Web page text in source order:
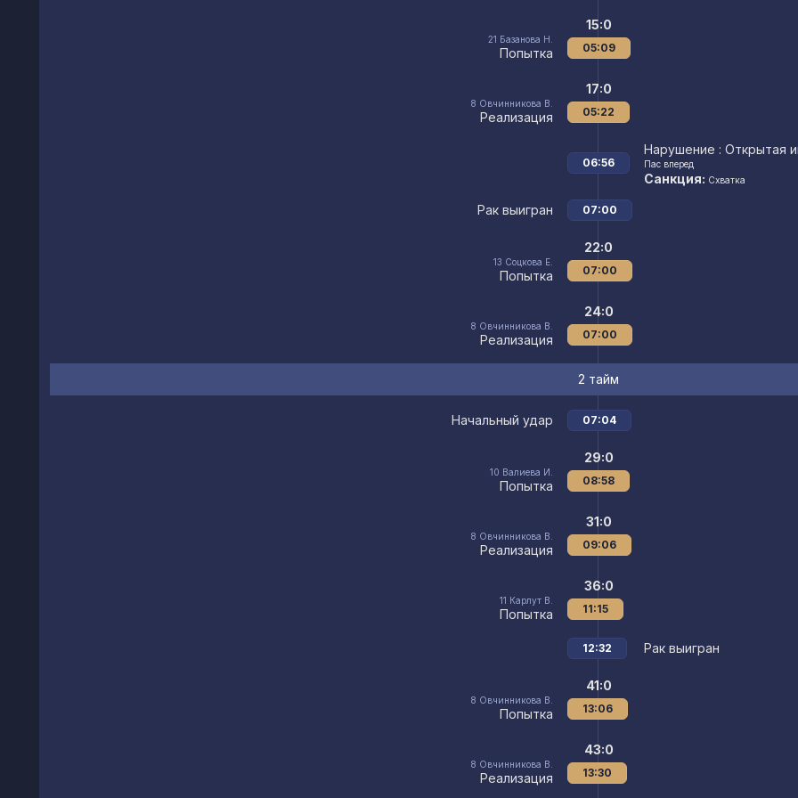
21 Базанова Н.
Попытка
15:0
05:09
8 Овчинникова В.
Реализация
17:0
05:22
Нарушение : Открытая
Пас вперед
Санкция: Схватка
06:56
Рак выигран 07:00
13 Соцкова Е.
Попытка
22:0
07:00
8 Овчинникова В.
Реализация
24:0
07:00
2 тайм
Начальный удар 07:04
10 Валиева И.
Попытка
29:0
08:58
8 Овчинникова В.
Реализация
31:0
09:06
11 Карлут В.
Попытка
36:0
11:15
Рак выигран
12:32
8 Овчинникова В.
Попытка
41:0
13:06
8 Овчинникова В.
Реализация
43:0
13:30